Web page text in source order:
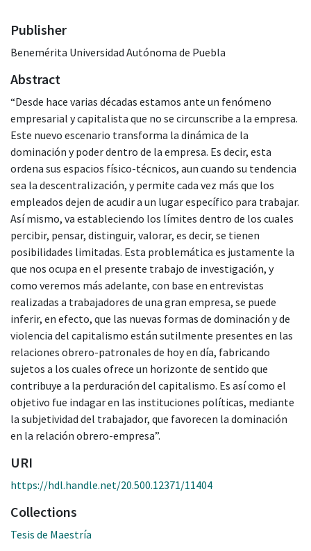
Publisher
Benemérita Universidad Autónoma de Puebla
Abstract
“Desde hace varias décadas estamos ante un fenómeno
empresarial y capitalista que no se circunscribe a la empresa.
Este nuevo escenario transforma la dinámica de la
dominación y poder dentro de la empresa. Es decir, esta
ordena sus espacios físico-técnicos, aun cuando su tendencia
sea la descentralización, y permite cada vez más que los
empleados dejen de acudir a un lugar específico para trabajar.
Así mismo, va estableciendo los límites dentro de los cuales
percibir, pensar, distinguir, valorar, es decir, se tienen
posibilidades limitadas. Esta problemática es justamente la
que nos ocupa en el presente trabajo de investigación, y
como veremos más adelante, con base en entrevistas
realizadas a trabajadores de una gran empresa, se puede
inferir, en efecto, que las nuevas formas de dominación y de
violencia del capitalismo están sutilmente presentes en las
relaciones obrero-patronales de hoy en día, fabricando
sujetos a los cuales ofrece un horizonte de sentido que
contribuye a la perduración del capitalismo. Es así como el
objetivo fue indagar en las instituciones políticas, mediante
la subjetividad del trabajador, que favorecen la dominación
en la relación obrero-empresa”.
URI
https://hdl.handle.net/20.500.12371/11404
Collections
Tesis de Maestría